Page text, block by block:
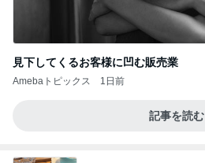
見下してくるお客様に凹む販売業
Amebaトピックス 1日前
記事を読む